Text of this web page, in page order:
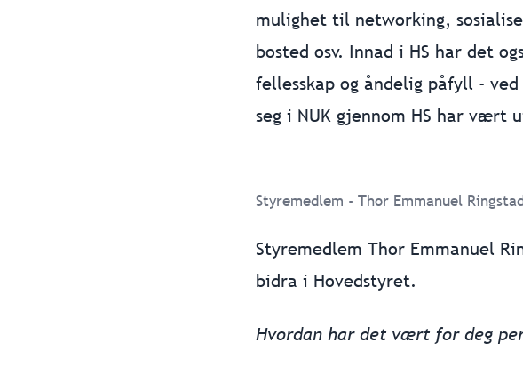
mulighet til networking,
bosted osv. Innad i HS har det
fellesskap og åndelig påfyll -
seg i NUK gjennom HS har vært
Styremedlem - Thor Emmanuel
Styremedlem Thor Emmanuel
bidra i Hovedstyret.
Hvordan har det vært for deg